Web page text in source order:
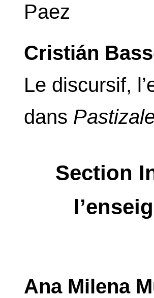
Paez
Cristián
Le discursif,
dans
Section
Ana Milena